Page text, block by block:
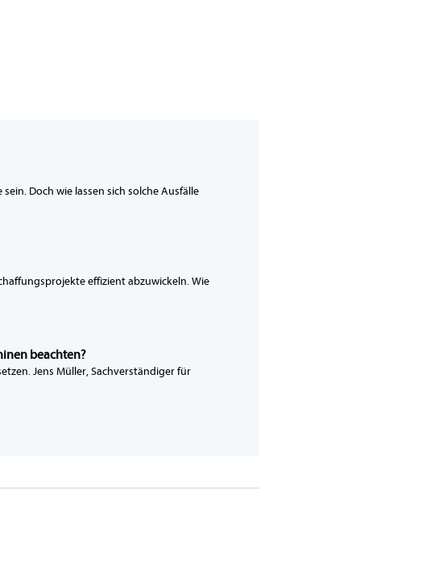
Doch wie lassen sich solche Ausfälle
effizient abzuwickeln. Wie
beachten?
Jens Müller, Sachverständiger für